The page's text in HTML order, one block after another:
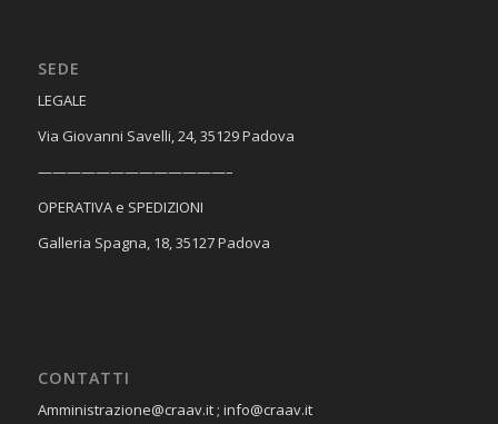
SEDE
​LEGALE
Via Giovanni Savelli, 24, 35129 Padova
—————————————–
OPERATIVA e SPEDIZIONI
Galleria Spagna, 18, 35127 Padova
CONTATTI
Amministrazione@craav.it ; info@craav.it